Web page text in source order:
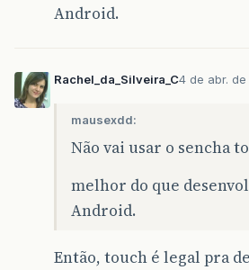
Android.
Rachel_da_Silveira_C4 de abr. de
mausexdd:
Não vai usar o sencha
melhor do que
Android.
Então, touch é legal pra